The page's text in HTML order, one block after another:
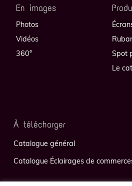
En images
Photos
Vidéos
360°
Spot
Le
À télécharger
Catalogue général
Catalogue Éclairages de